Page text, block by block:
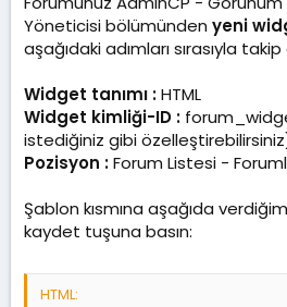
Yöneticisi bölümünden yeni
aşağıdaki adımları sırasıyla
Widget tanımı :HTML
Widget kimliği-ID :
istediğiniz gibi
Pozisyon :Forum Listesi -
Şablon kısmına aşağıda
kaydet tuşuna basın:
HTML: